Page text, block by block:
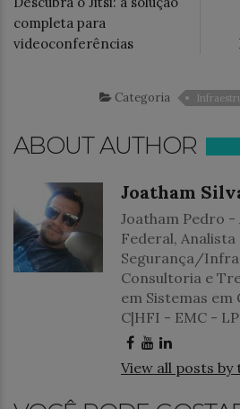
completa para
videoconferências
Categoria
ABOUT AUTHOR
Joatham
Joatham Pedro -
Federal, Analista
Segurança/
Consultoria e
em Sistemas em
C|HFI - EMC -
View all posts